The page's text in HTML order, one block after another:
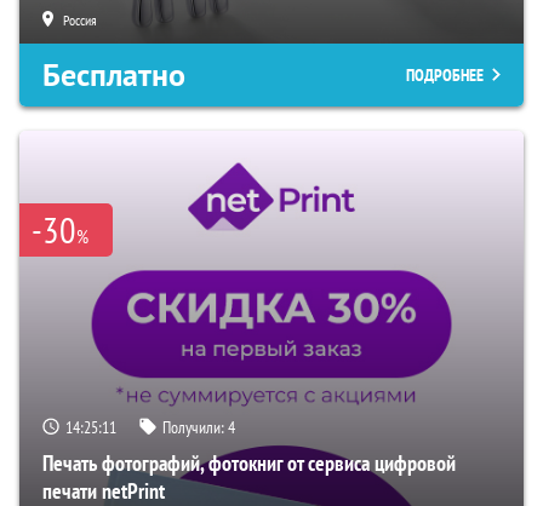
Россия
Бесплатно ПОДРОБНЕЕ
-30%
14:25:10 Получили:4
Печать фотографий, фотокниг от сервиса цифровой
печати netPrint